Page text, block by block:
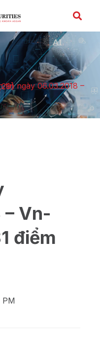
Vn-
điểm
PM